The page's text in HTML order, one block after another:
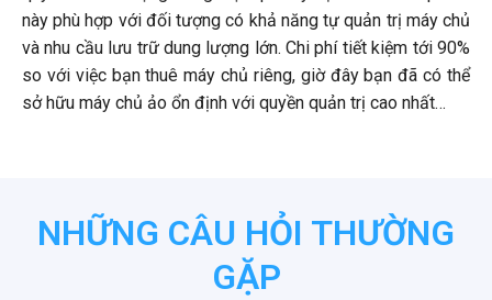
này phù hợp với đối tượng có khả năng tự quản trị máy chủ
và nhu cầu lưu trữ dung lượng lớn. Chi phí tiết kiệm tới 90%
so với việc bạn thuê máy chủ riêng, giờ đây bạn đã có thể
sở hữu máy chủ ảo ổn định với quyền quản trị cao nhất…
NHỮNG CÂU HỎI THƯỜNG
GẶP